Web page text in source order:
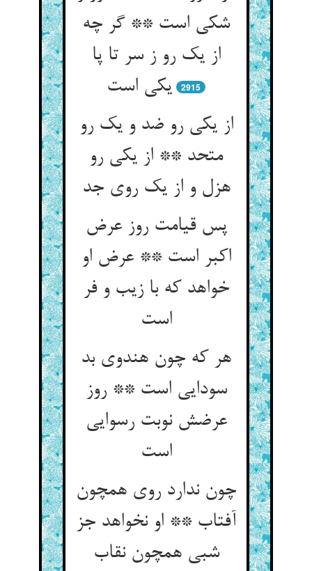
شکی است ** گر چه
از یک رو ز سر تا پا
2915
از یکی رو ضد و یک رو
متحد ** از یکی رو
هزل و از یک روی جد
پس قیامت روز عرض
اکبر است ** عرض او
خواهد که با زیب و فر
است‌‌
هر که چون هندوی بد
سودایی است ** روز
عرضش نوبت رسوایی
است‌‌
چون ندارد روی همچون
آفتاب ** او نخواهد جز
شبی همچون نقاب‌‌